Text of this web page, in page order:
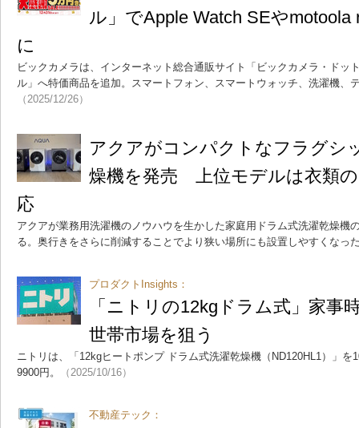
ル」でApple Watch SEや
に
ビックカメラは、インターネット総合通販サイト「ビックカメラ・ドッ
ル」へ特価商品を追加。スマートフォン、スマートウォッチ、洗濯機、
（2025/12/26）
アクアがコンパクトなフラグシ
燥機を発売 上位モデルは衣類
応
アクアが業務用洗濯機のノウハウを生かした家庭用ドラム式洗濯乾燥機
る。奥行きをさらに削減することでより狭い場所にも設置しやすくなっ
プロダクトInsights：
「ニトリの12kgドラム式」家
世帯市場を狙う
ニトリは、「12kgヒートポンプ ドラム式洗濯乾燥機（ND120HL1）」を
9900円。
（2025/10/16）
不動産テック：